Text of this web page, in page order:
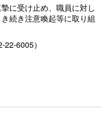
に受け止め、職員に対し
続き注意喚起等に取り組
6005）